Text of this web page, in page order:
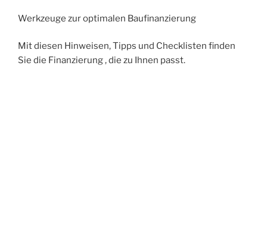
Werkzeuge zur optimalen Baufinanzierung
Mit diesen Hinweisen, Tipps und Checklisten finden
Sie die Finanzierung , die zu Ihnen passt.